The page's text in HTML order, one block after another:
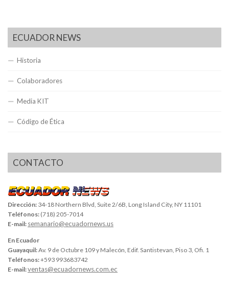
ECUADOR NEWS
Historia
Colaboradores
Media KIT
Código de Ética
CONTACTO
Dirección: 34-18 Northern Blvd, Suite 2/6B, Long Island City, NY 11101
Teléfonos: (718) 205-7014
E-mail: semanario@ecuadornews.us
En Ecuador
Guayaquil:Av. 9 de Octubre 109 y Malecón, Edif. Santistevan, Piso 3, Ofi. 1
Teléfonos:+593 993683742
E-mail:ventas@ecuadornews.com.ec